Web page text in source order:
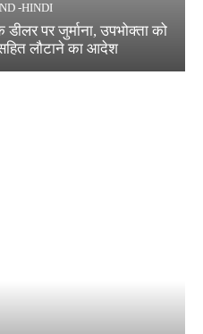
-HINDI
पर जुर्माना, उपभोक्ता को
लौटाने का आदेश